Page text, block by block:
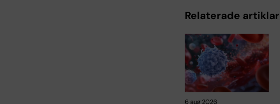
Relaterade artiklar
6 aug 2026